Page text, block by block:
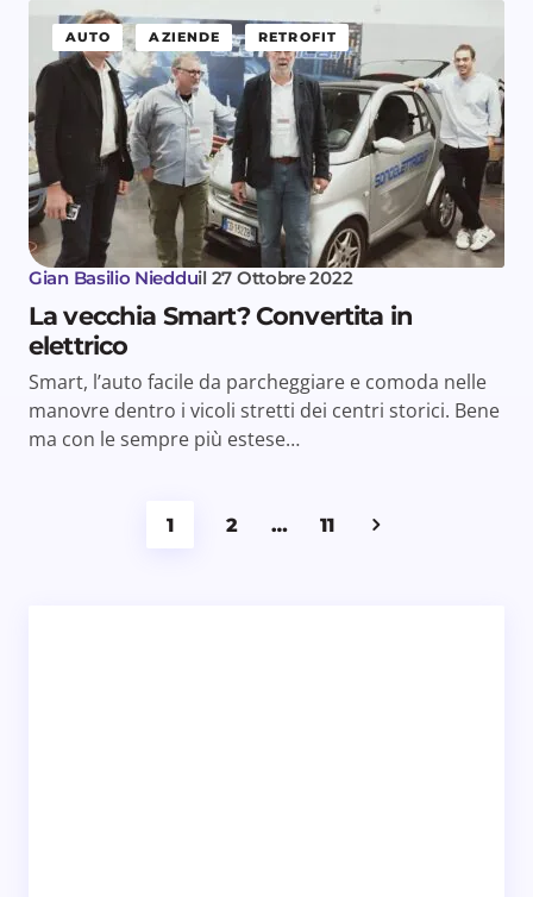
AUTO AZIENDE RETROFIT
Gian Basilio Niedduil 27 Ottobre 2022
La vecchia Smart? Convertita in
elettrico
Smart, l’auto facile da parcheggiare e comoda nelle
manovre dentro i vicoli stretti dei centri storici. Bene
ma con le sempre più estese…
1 2 … 11